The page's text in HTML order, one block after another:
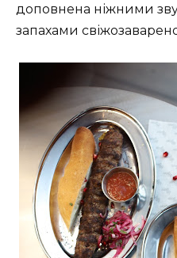
доповнена ніжними
запахами